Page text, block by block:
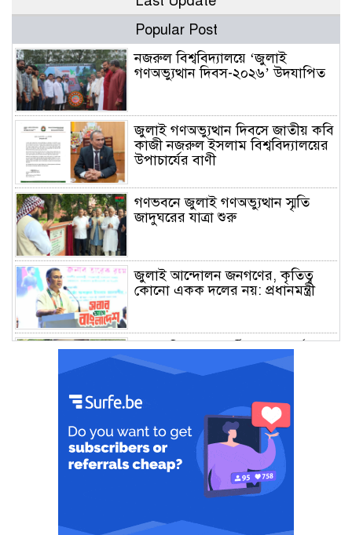
Popular Post
নজরুল বিশ্ববিদ্যালয়ে ‘জুলাই
গণঅভ্যুত্থান দিবস-২০২৬’ উদযাপিত
জুলাই গণঅভ্যুত্থান দিবসে জাতীয় কবি
কাজী নজরুল ইসলাম বিশ্ববিদ্যালয়ের
উপাচার্যের বাণী
গণভবনে জুলাই গণঅভ্যুত্থান স্মৃতি
জাদুঘরের যাত্রা শুরু
জুলাই আন্দোলন জনগণের, কৃতিত্ব
কোনো একক দলের নয়: প্রধানমন্ত্রী
মালয়েশিয়ায় সহকর্মীদের সংঘর্ষে ৩
বাংলাদেশি নিহত, গ্রেপ্তার ১
শহীদের আত্মত্যাগে গড়া জাতীয় ঐক্য
রক্ষা করতে হবে : প্রধানমন্ত্রী
সাভারে এমপি ও তাঁর স্ত্রীকে
আইনি প্রশ্ন